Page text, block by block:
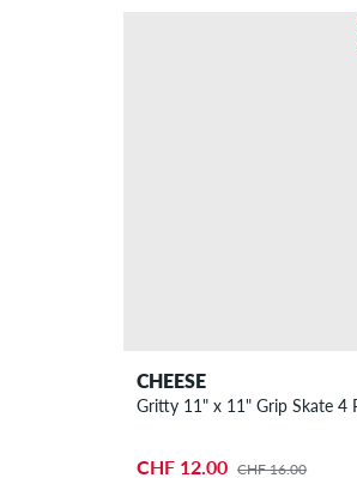
CHEESE
Gritty 11" x 11" Grip Skate 4
CHF 12.00 CHF 16.00